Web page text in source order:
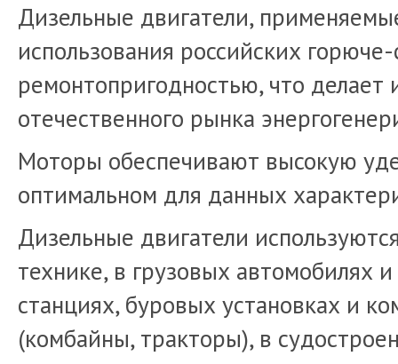
Дизельные двигатели,
использования российских
ремонтопригодностью, что
отечественного рынка
Моторы обеспечивают высокую
оптимальном для данных
Дизельные двигатели
технике, в грузовых автомобилях
станциях, буровых установках и
(комбайны, тракторы), в